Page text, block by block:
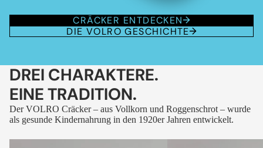
CRÄCKER ENTDECKEN
DIE VOLRO GESCHICHTE
DREI CHARAKTERE.
EINE TRADITION.
Der VOLRO Cräcker – aus Vollkorn und Roggenschrot – wurde
als gesunde Kindernahrung in den 1920er Jahren entwickelt.